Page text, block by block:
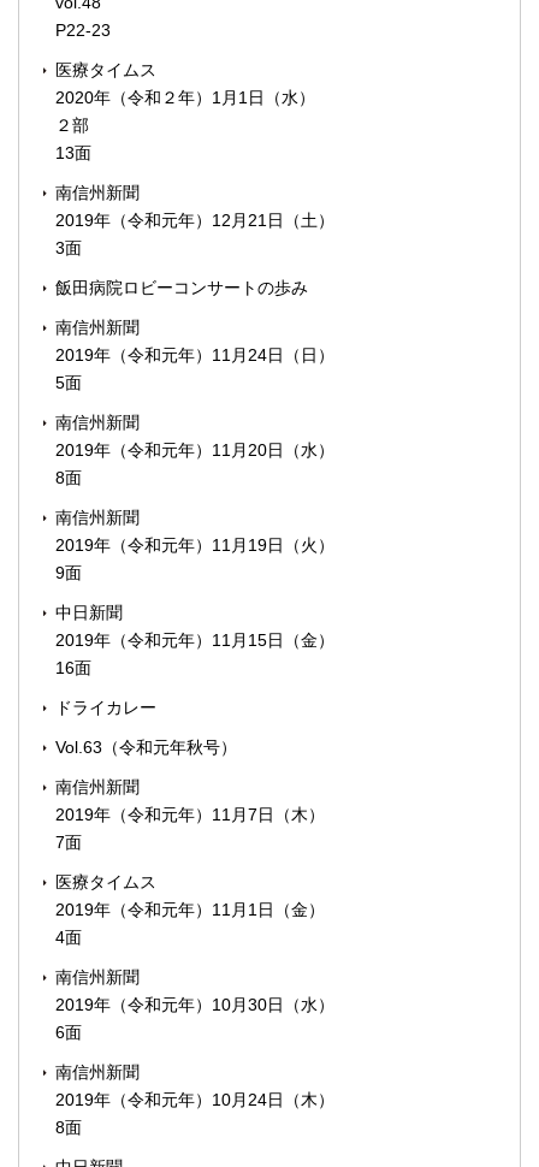
P22-23
医療タイムス
2020年（令和２年）1月1日（水）
２部
13面
南信州新聞
2019年（令和元年）12月21日（土）
3面
飯田病院ロビーコンサートの歩み
南信州新聞
2019年（令和元年）11月24日（日）
5面
南信州新聞
2019年（令和元年）11月20日（水）
8面
南信州新聞
2019年（令和元年）11月19日（火）
9面
中日新聞
2019年（令和元年）11月15日（金）
16面
ドライカレー
Vol.63（令和元年秋号）
南信州新聞
2019年（令和元年）11月7日（木）
7面
医療タイムス
2019年（令和元年）11月1日（金）
4面
南信州新聞
2019年（令和元年）10月30日（水）
6面
南信州新聞
2019年（令和元年）10月24日（木）
8面